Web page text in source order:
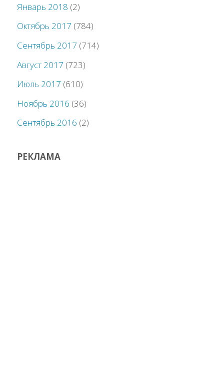
Январь 2018 (2)
Октябрь 2017 (784)
Сентябрь 2017 (714)
Август 2017 (723)
Июль 2017 (610)
Ноябрь 2016 (36)
Сентябрь 2016 (2)
РЕКЛАМА